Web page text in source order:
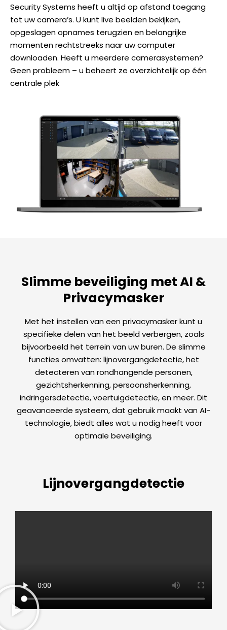
Security Systems heeft u altijd op afstand toegang
tot uw camera’s. U kunt live beelden bekijken,
opgeslagen opnames terugzien en belangrijke
momenten rechtstreeks naar uw computer
downloaden. Heeft u meerdere camerasystemen?
Geen probleem – u beheert ze overzichtelijk op één
centrale plek
Slimme beveiliging met AI &
Privacymasker
Met het instellen van een privacymasker kunt u
specifieke delen van het beeld verbergen, zoals
bijvoorbeeld het terrein van uw buren. De slimme
functies omvatten: lijnovergangdetectie, het
detecteren van rondhangende personen,
gezichtsherkenning, persoonsherkenning,
indringersdetectie, voertuigdetectie, en meer. Dit
geavanceerde systeem, dat gebruik maakt van AI-
technologie, biedt alles wat u nodig heeft voor
optimale beveiliging.
Lijnovergangdetectie